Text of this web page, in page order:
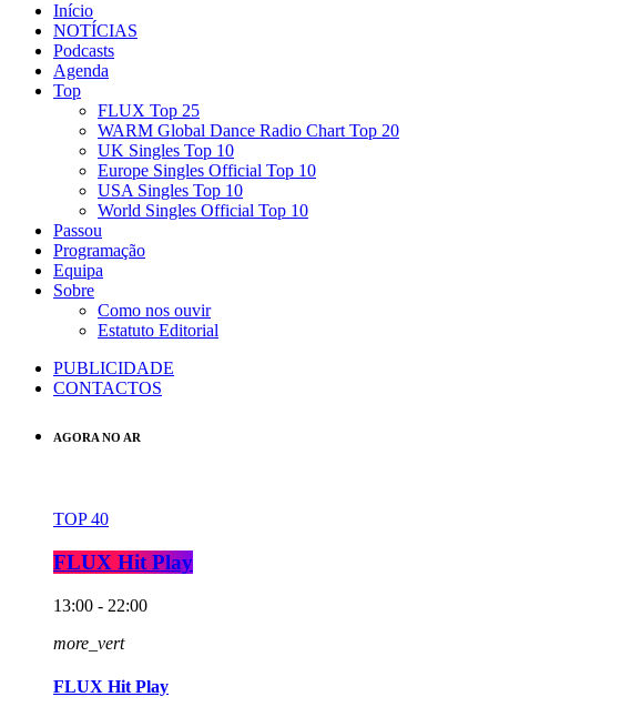
Início
NOTÍCIAS
Podcasts
Agenda
Top
FLUX Top 25
WARM Global Dance Radio Chart Top 20
UK Singles Top 10
Europe Singles Official Top 10
USA Singles Top 10
World Singles Official Top 10
Passou
Programação
Equipa
Sobre
Como nos ouvir
Estatuto Editorial
PUBLICIDADE
CONTACTOS
AGORA NO AR
TOP 40
FLUX Hit Play
13:00 - 22:00
more_vert
FLUX Hit Play